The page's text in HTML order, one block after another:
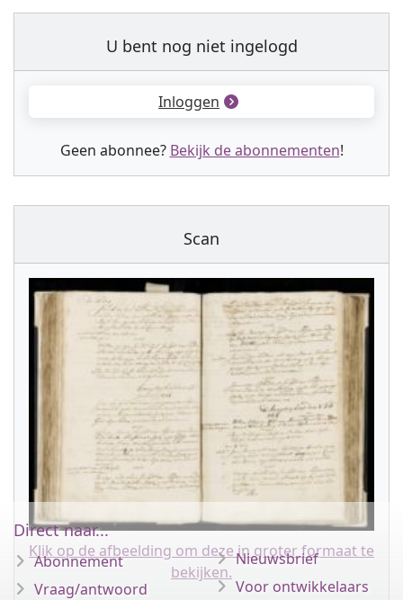
U bent nog niet ingelogd
Inloggen
Geen abonnee? Bekijk de abonnementen!
Scan
Klik op de afbeelding om deze in groter formaat te
bekijken.
Direct naar...
Abonnement
Vraag/antwoord
Nieuwsbrief
Voor ontwikkelaars